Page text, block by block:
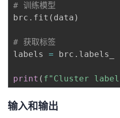
# 训练模型
brc . fit ( data )
# 获取标签
labels = brc . labels_
print ( f"Cluster
输入和输出